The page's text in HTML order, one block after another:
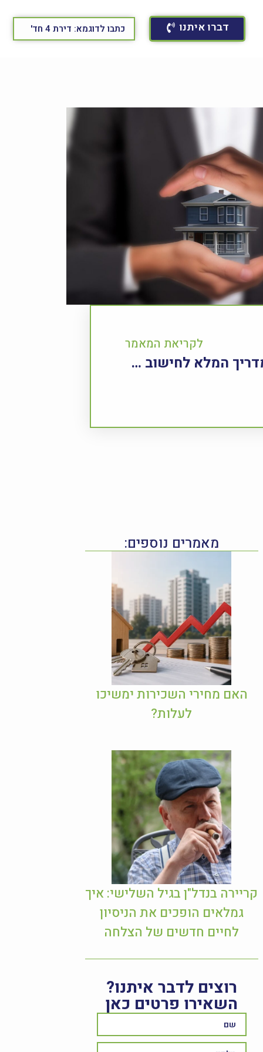
דברו איתנו
לקריאת המאמר
מחשבון מס שבח – המדריך המלא לחישוב מס ליניארי בישראל
מאמרים נוספים:
האם מחירי השכירות ימשיכו
לעלות?
קריירה בנדל"ן בגיל השלישי: איך
גמלאים הופכים את הניסיון
לחיים חדשים של הצלחה
רוצים לדבר איתנו?
השאירו פרטים כאן